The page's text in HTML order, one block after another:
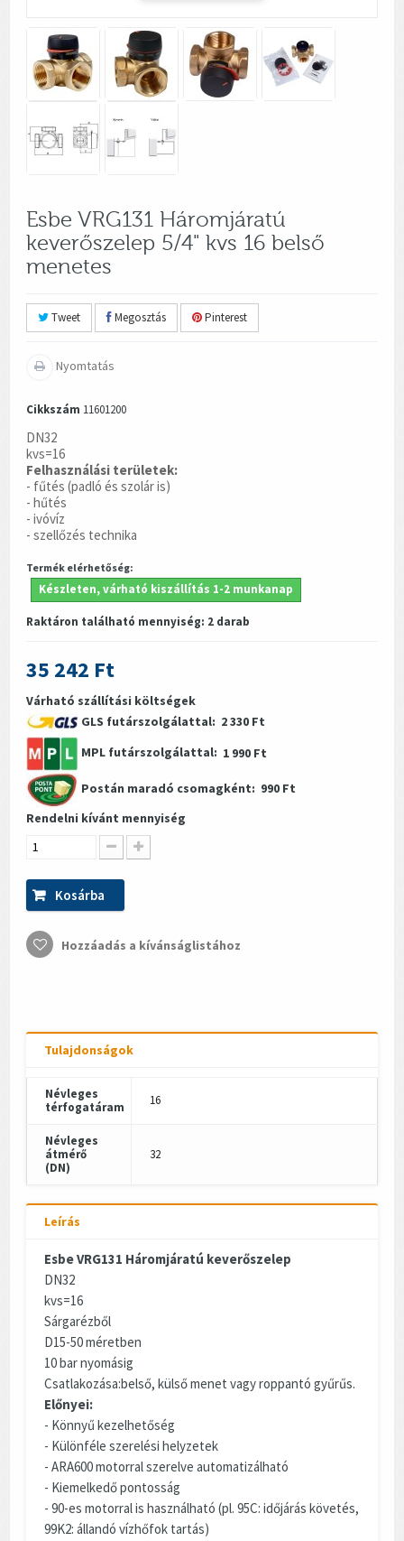
Esbe VRG131 Háromjáratú
keverőszelep 5/4" kvs 16 belső
menetes
Tweet Megosztás Pinterest
Nyomtatás
Cikkszám 11601200
DN32
kvs=16
Felhasználási területek:
- fűtés (padló és szolár is)
- hűtés
- ivóvíz
- szellőzés technika
Termék elérhetőség:
Készleten, várható kiszállítás 1-2 munkanap
Raktáron található mennyiség: 2 darab
35 242 Ft
Várható szállítási költségek
GLS futárszolgálattal: 2 330 Ft
MPL futárszolgálattal: 1 990 Ft
Postán maradó csomagként: 990 Ft
Rendelni kívánt mennyiség
Kosárba
Hozzáadás a kívánságlistához
Tulajdonságok
Névleges
térfogatáram
16
Névleges
átmérő
(DN)
32
Leírás
Esbe VRG131 Háromjáratú keverőszelep
DN32
kvs=16
Sárgarézből
D15-50 méretben
10 bar nyomásig
Csatlakozása:belső, külső menet vagy roppantó gyűrűs.
Előnyei:
- Könnyű kezelhetőség
- Különféle szerelési helyzetek
- ARA600 motorral szerelve automatizálható
- Kiemelkedő pontosság
- 90-es motorral is használható (pl. 95C: időjárás követés,
99K2: állandó vízhőfok tartás)